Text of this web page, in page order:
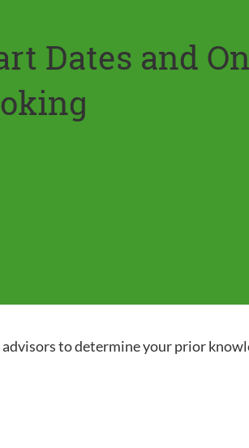
Dates and
to determine your prior